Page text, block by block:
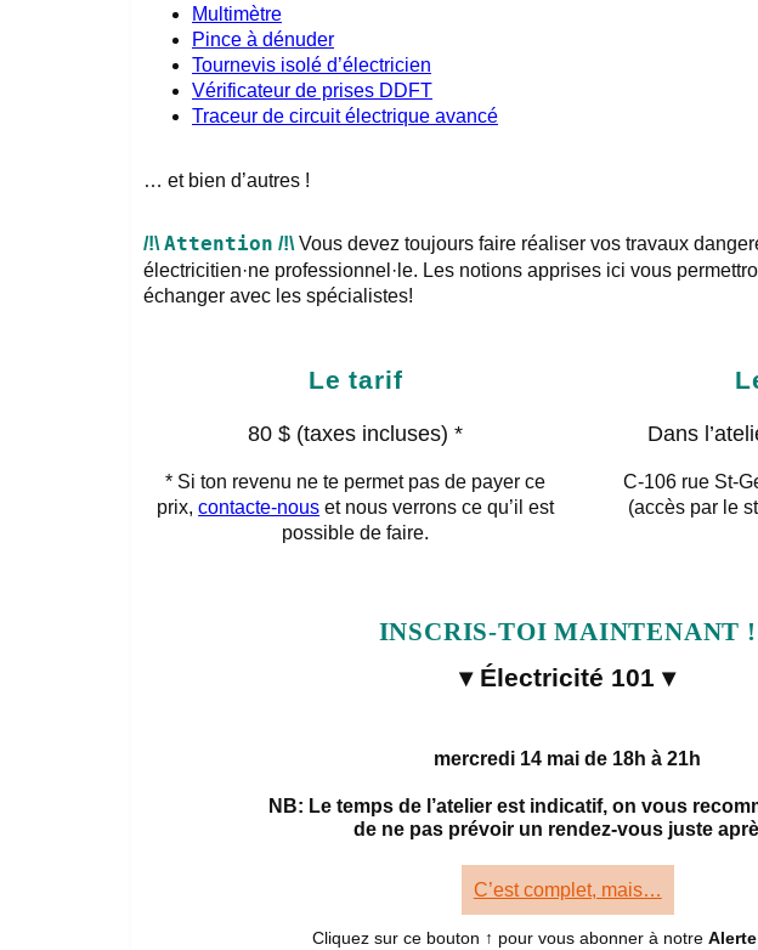
Multimètre
Pince à dénuder
Tournevis isolé d’électricien
Vérificateur de prises DDFT
Traceur de circuit électrique avancé
… et bien d’autres !
/!\ Attention /!\ Vous devez toujours faire réaliser vos travaux
électricitien·ne professionnel·le. Les notions apprises ici vous
échanger avec les spécialistes!
Le tarif
80 $ (taxes incluses) *
* Si ton revenu ne te permet pas de payer ce
prix,contacte-nous et nous verrons ce qu’il est
possible de faire.
Dans
C-106 rue St-
(accès par le
INSCRIS-TOI MAINTENANT !
▾ Électricité 101 ▾
mercredi 14 mai de 18h à 21h
NB: Le temps de l’atelier est indicatif, on vous
de ne pas prévoir un rendez-vous juste
C’est complet, mais…
Cliquez sur ce bouton ↑ pour vous abonner à notre